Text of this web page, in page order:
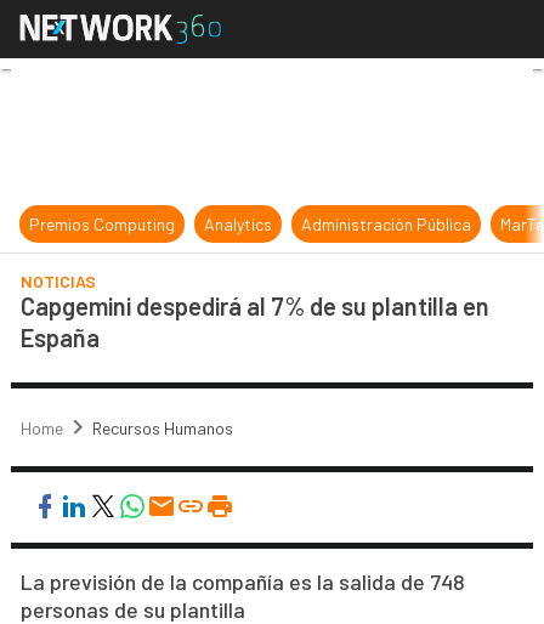
Capgemini despedirá al 7% de su
Premios Computing Analytics Administración Pública
NOTICIAS
Capgemini despedirá al 7% de su plantilla en
España
Home Recursos Humanos
La previsión de la compañía es la salida de 748
personas de su plantilla